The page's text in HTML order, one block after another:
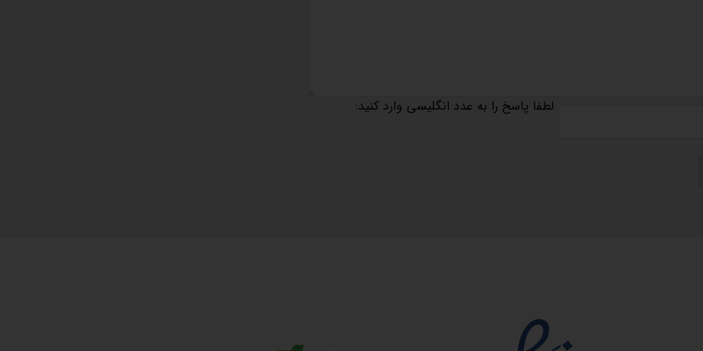
لطفا پاسخ را به عدد انگلیسی وارد کنید: